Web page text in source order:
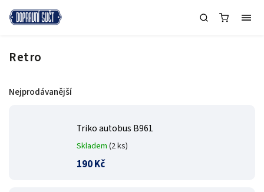
Retro
Nejprodávanější
Triko autobus B961
Skladem (2 ks)
190 Kč